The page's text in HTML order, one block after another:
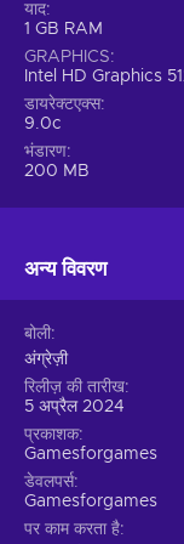
याद
1 GB RAM
GRAPHICS
Intel HD Graphics
डायरेक्टएक्स
9.0c
भंडारण
200 MB
अन्य विवरण
बोली
अंग्रेज़ी
रिलीज़ की तारीख
5 अप्रैल 2024
प्रकाशक
Gamesforgames
डेवलपर्स
Gamesforgames
पर काम करता है